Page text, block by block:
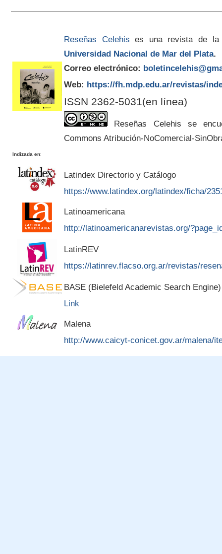
Reseñas Celehis es una revista de la
Universidad Nacional de Mar del Plata.
Correo electrónico:
Web: https://fh.mdp.edu.ar/revistas/
ISSN 2362-5031(en línea)
Reseñas Celehis se
Commons Atribución-NoComercial-
Indizada en:
Latindex Directorio y Catálogo
https://www.latindex.org/latindex/ficha/
Latinoamericana
http://latinoamericanarevistas.org/
LatinREV
https://latinrev.flacso.org.ar/revistas/
BASE (Bielefeld Academic Search Engine)
Link
Malena
http://www.caicyt-conicet.gov.ar/malena/